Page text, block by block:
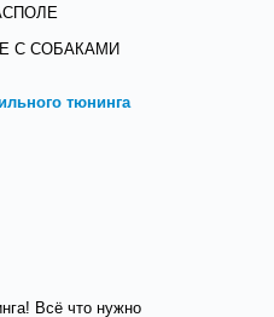
С СОБАКАМИ
тюнинга
Всё что нужно